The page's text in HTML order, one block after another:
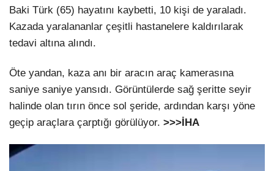
Baki Türk (65) hayatını kaybetti, 10 kişi de yaraladı.
Kazada yaralananlar çeşitli hastanelere kaldırılarak
tedavi altına alındı.
Öte yandan, kaza anı bir aracın araç kamerasına
saniye saniye yansıdı. Görüntülerde sağ şeritte seyir
halinde olan tırın önce sol şeride, ardından karşı yöne
geçip araçlara çarptığı görülüyor. >>>İHA